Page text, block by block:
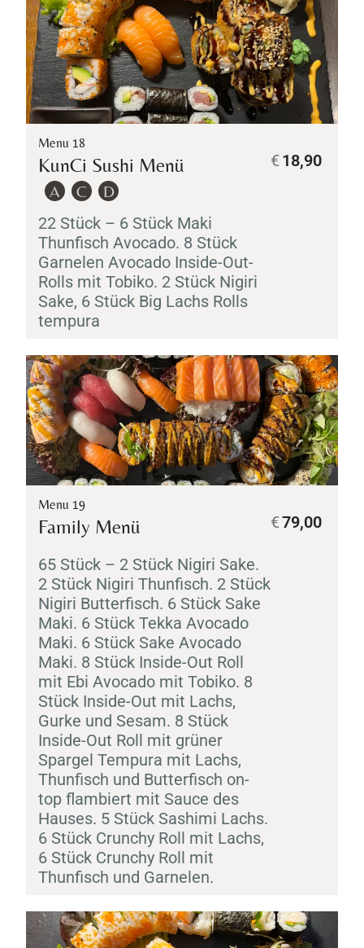
Menu 18
KunCi Sushi Menü
A C D
22 Stück – 6 Stück Maki
Thunfisch Avocado. 8 Stück
Garnelen Avocado Inside-Out-
Rolls mit Tobiko. 2 Stück Nigiri
Sake, 6 Stück Big Lachs Rolls
tempura
18,90
€
Menu 19
Family Menü
65 Stück – 2 Stück Nigiri Sake.
2 Stück Nigiri Thunfisch. 2 Stück
Nigiri Butterfisch. 6 Stück Sake
Maki. 6 Stück Tekka Avocado
Maki. 6 Stück Sake Avocado
Maki. 8 Stück Inside-Out Roll
mit Ebi Avocado mit Tobiko. 8
Stück Inside-Out mit Lachs,
Gurke und Sesam. 8 Stück
Inside-Out Roll mit grüner
Spargel Tempura mit Lachs,
Thunfisch und Butterfisch on-
top flambiert mit Sauce des
Hauses. 5 Stück Sashimi Lachs.
6 Stück Crunchy Roll mit Lachs,
6 Stück Crunchy Roll mit
Thunfisch und Garnelen.
79,00
€